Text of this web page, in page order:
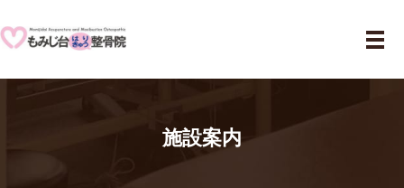
メ
施設案内